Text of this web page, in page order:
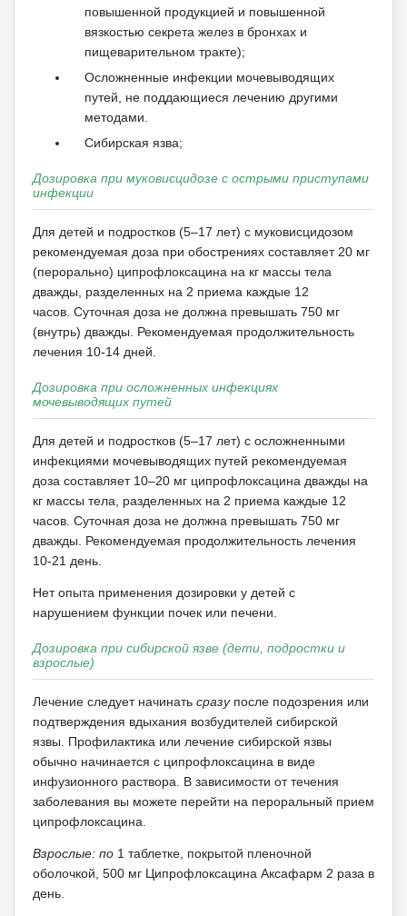
повышенной продукцией и повышенной
вязкостью секрета желез в бронхах и
пищеварительном тракте);
Осложненные инфекции мочевыводящих
путей, не поддающиеся лечению другими
методами.
Сибирская язва;
Дозировка при муковисцидозе с острыми приступами
инфекции
Для детей и подростков (5–17 лет) с муковисцидозом
рекомендуемая доза при обострениях составляет 20 мг
(перорально) ципрофлоксацина на кг массы тела
дважды, разделенных на 2 приема каждые 12
часов. Суточная доза не должна превышать 750 мг
(внутрь) дважды. Рекомендуемая продолжительность
лечения 10-14 дней.
Дозировка при осложненных инфекциях
мочевыводящих путей
Для детей и подростков (5–17 лет) с осложненными
инфекциями мочевыводящих путей рекомендуемая
доза составляет 10–20 мг ципрофлоксацина дважды на
кг массы тела, разделенных на 2 приема каждые 12
часов. Суточная доза не должна превышать 750 мг
дважды. Рекомендуемая продолжительность лечения
10-21 день.
Нет опыта применения дозировки у детей с
нарушением функции почек или печени.
Дозировка при сибирской язве (дети, подростки и
взрослые)
Лечение следует начинать сразупосле подозрения или
подтверждения вдыхания возбудителей сибирской
язвы. Профилактика или лечение сибирской язвы
обычно начинается с ципрофлоксацина в виде
инфузионного раствора. В зависимости от течения
заболевания вы можете перейти на пероральный прием
ципрофлоксацина.
Взрослые: по 1 таблетке, покрытой пленочной
оболочкой, 500 мг Ципрофлоксацина Аксафарм 2 раза в
день.